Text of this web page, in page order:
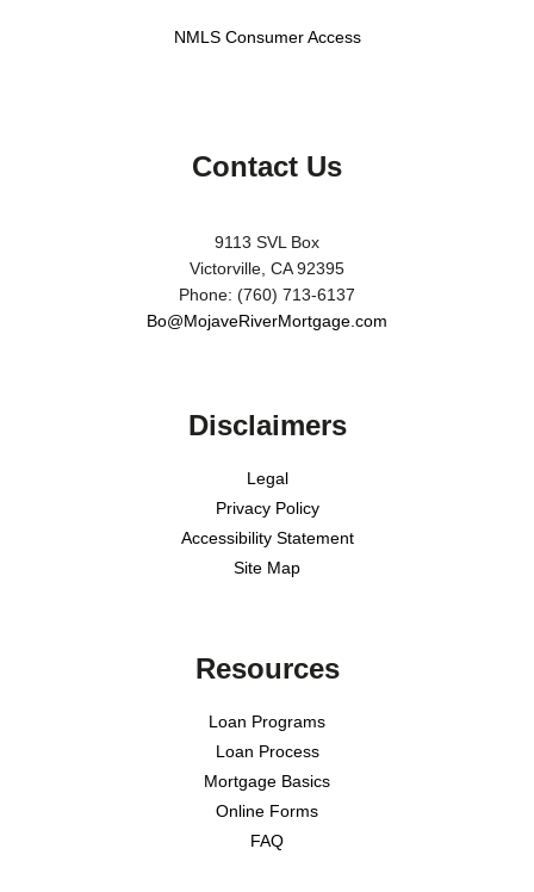
NMLS Consumer Access
Contact Us
9113 SVL Box
Victorville, CA 92395
Phone: (760) 713-6137
Bo@MojaveRiverMortgage.com
Disclaimers
Legal
Privacy Policy
Accessibility Statement
Site Map
Resources
Loan Programs
Loan Process
Mortgage Basics
Online Forms
FAQ